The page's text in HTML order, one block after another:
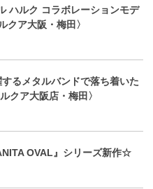
ハルク コラボレーションモデ
ア大阪・梅田〉
るメタルバンドで落ち着いた
クア大阪店・梅田〉
OVAL』シリーズ新作☆